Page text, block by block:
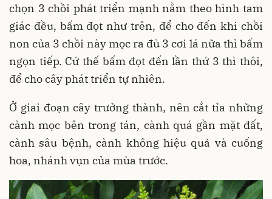
chọn 3 chồi phát triển mạnh nằm theo hình tam
giác đều, bấm đọt như trên, để cho đến khi chồi
non của 3 chồi này mọc ra đủ 3 cơi lá nữa thì bấm
ngọn tiếp. Cứ thế bấm đọt đến lần thứ 3 thì thôi,
để cho cây phát triển tự nhiên.
Ở giai đoạn cây trưởng thành, nên cắt tỉa những
cành mọc bên trong tán, cành quá gần mặt đất,
cành sâu bệnh, cành không hiệu quả và cuống
hoa, nhánh vụn của mùa trước.